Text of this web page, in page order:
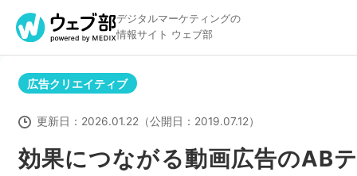
デジタルマーケティングの
情報サイト ウェブ部
リスティング広告
効果につながる動画広告のAB
広告クリエイティブ
更新日： 2026.01.22（公開日： 2019.07.12）